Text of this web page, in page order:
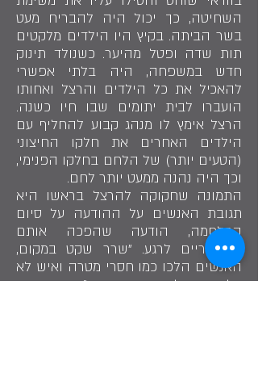
השחיטה, כך יכול היה להבריח מעט
בשר הביתה. בקיץ היו הילדים מלקטים
תות שדה ופטל מהיער. כשנולד תינוק
חדש במשפחה, היה בלתי אפשרי
להאכיל את כל הילדים והרצל ואחותו
הועברו לבית יתומים שבו חיו כשנה.
הרצל אימץ לו מנהג קבוע להחליף עם
הילדים האחרים את חלקו החיצוני
(הטעים יותר) של הלחם בחלקו הפנימי,
וכך היה נהנה ממעט יותר לחם.
התמונה שחקוקה להרצל בראשו היא
תגובת האנשים על ההודעה על סיום
המלחמה, הודעה שהפכה אותם
לסהרוריים לרגע. "שרר שקט במקום,
האנשים הלכו כמו חסרי מטרה ואיש לא
קלט שהמלחמה הסתיימה". המקומיים